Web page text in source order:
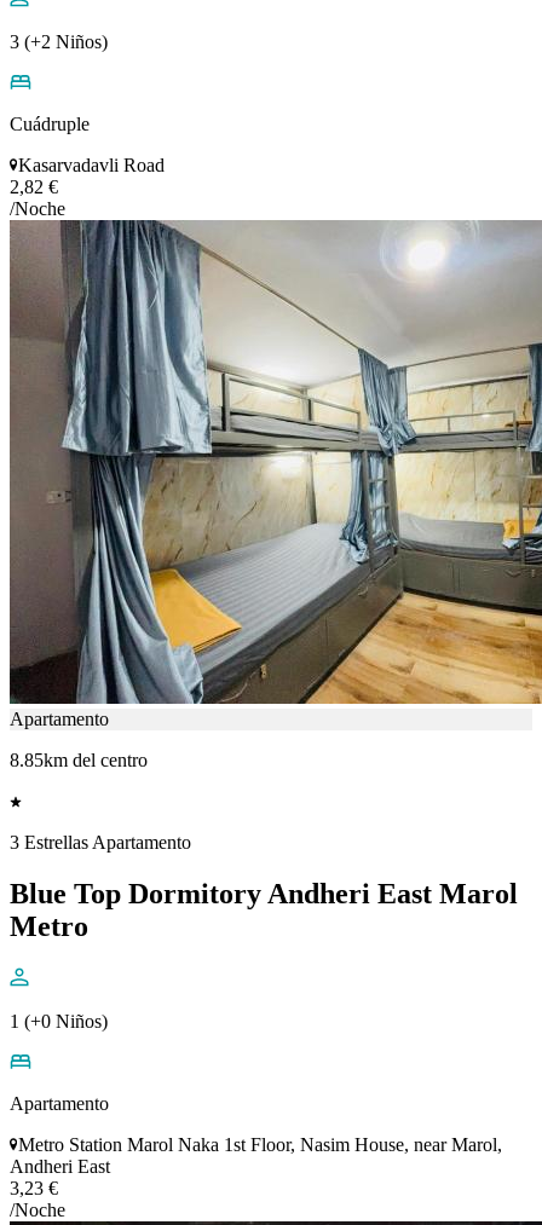
3 (+2 Niños)
Cuádruple
Kasarvadavli Road
2,82 €
/Noche
Apartamento
8.85km del centro
3 Estrellas Apartamento
Blue Top Dormitory Andheri East Marol
Metro
1 (+0 Niños)
Apartamento
Metro Station Marol Naka 1st Floor, Nasim House, near Marol,
Andheri East
3,23 €
/Noche